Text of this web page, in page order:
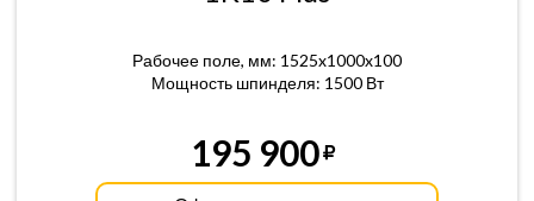
Рабочее поле, мм: 1525x1000x100
Мощность шпинделя: 1500 Вт
195 900